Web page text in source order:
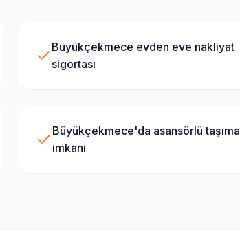
Büyükçekmece evden eve nakliyat
sigortası
Büyükçekmece'da asansörlü taşıma
imkanı